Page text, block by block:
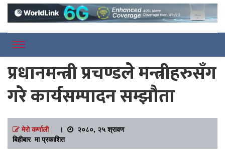
Merokarnali
प्रधानमन्त्री प्रचण्डले मन्त्रीहरुसँग
गरे कार्यसम्पादन सम्झौता
मेरो कर्णाली।
२०८०, २५ श्रावण
बिहीबार मा प्रकाशित